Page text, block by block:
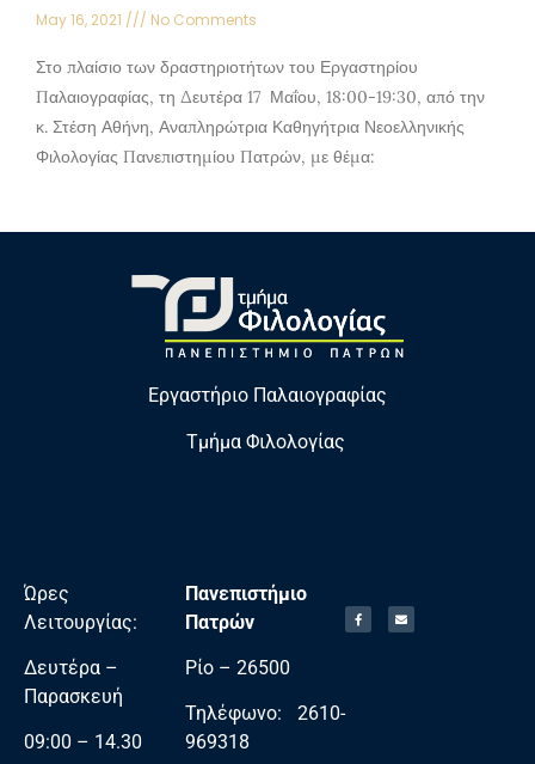
May 16, 2021 No Comments
Στο πλαίσιο των δραστηριοτήτων του Εργαστηρίου
Παλαιογραφίας, τη Δευτέρα 17 Μαΐου, 18:00-19:30, από την
κ. Στέση Αθήνη, Αναπληρώτρια Καθηγήτρια Νεοελληνικής
Φιλολογίας Πανεπιστημίου Πατρών, με θέμα:
Εργαστήριο Παλαιογραφίας
Τμήμα Φιλολογίας
Ώρες
Λειτουργίας:
Δευτέρα –
Παρασκευή
09:00 – 14.30
Πανεπιστήμιο
Πατρών
Ρίο – 26500
Τηλέφωνο: 2610-
969318